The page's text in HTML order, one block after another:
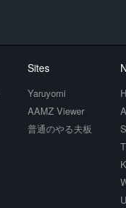
Sites
Yaruyomi
AAMZ Viewer
普通のやる夫板